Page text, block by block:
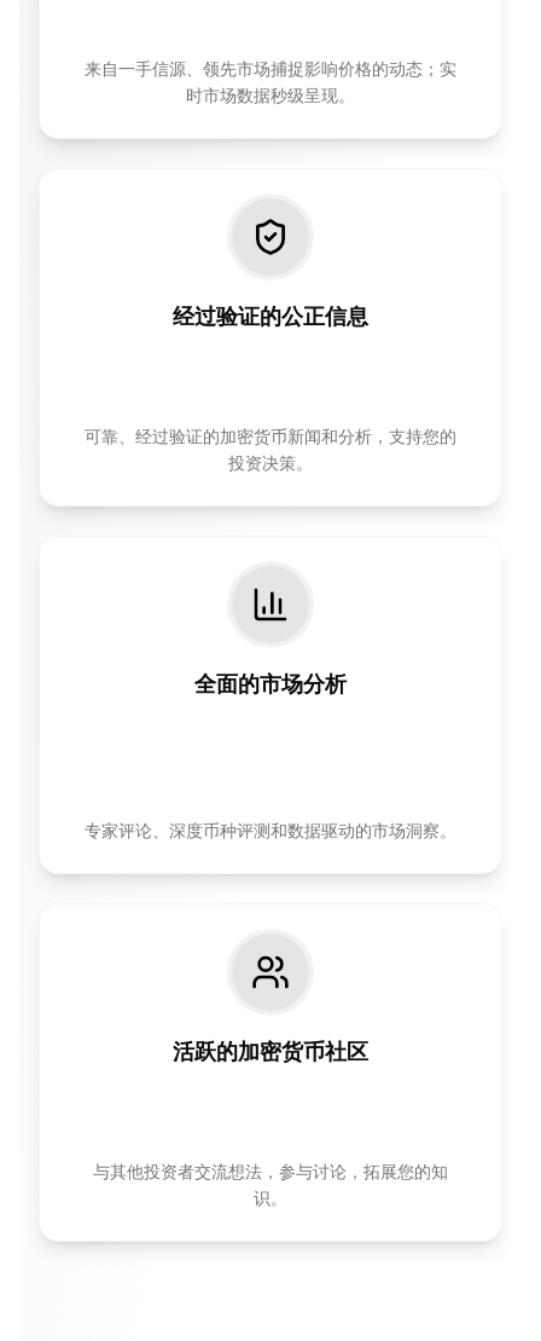
来自一手信源、领先市场捕捉影响价格的动态；实
时市场数据秒级呈现。
经过验证的公正信息
可靠、经过验证的加密货币新闻和分析，支持您的
投资决策。
全面的市场分析
专家评论、深度币种评测和数据驱动的市场洞察。
活跃的加密货币社区
与其他投资者交流想法，参与讨论，拓展您的知
识。